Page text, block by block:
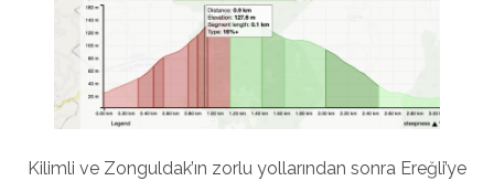
Kilimli ve Zonguldak’ın zorlu yollarından sonra Ereğli’ye